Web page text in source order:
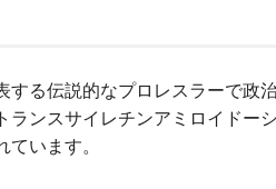
する伝説的なプロレスラーで政
ランスサイレチンアミロイド
ています。